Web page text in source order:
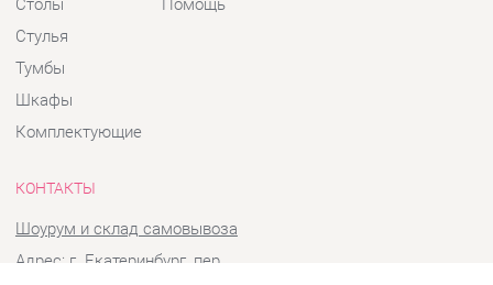
Шкафы
Комплектующие
КОНТАКТЫ
Адрес: г. Екатеринбург, пер.
Телефон: +7 (903) 000-00-00